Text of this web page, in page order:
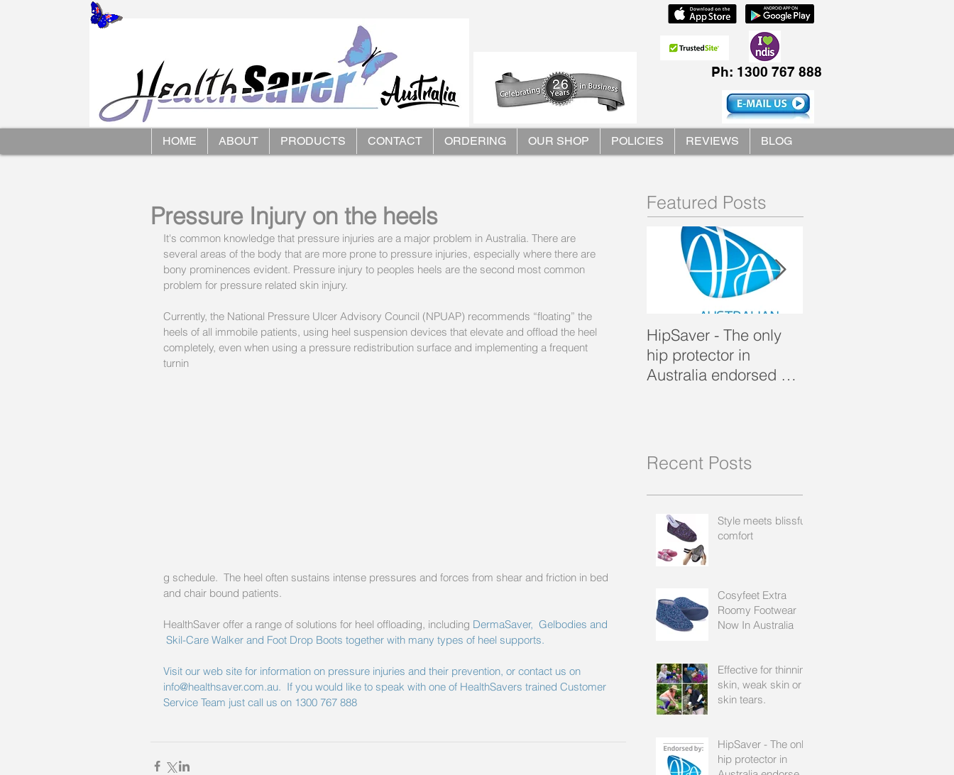
Ph: 1300 767 888
HOME ABOUT PRODUCTS CONTACT ORDERING OUR SHOP POLICIES REVIEWS BLOG
Pressure Injury on the heels
It's common knowledge that pressure injuries are a major problem in Australia. There are
several areas of the body that are more prone to pressure injuries, especially where there are
bony prominences evident. Pressure injury to peoples heels are the second most common
problem for pressure related skin injury.
Currently, the National Pressure Ulcer Advisory Council (NPUAP) recommends “floating” the
heels of all immobile patients, using heel suspension devices that elevate and offload the heel
completely, even when using a pressure redistribution surface and implementing a frequent
turnin
g schedule.  The heel often sustains intense pressures and forces from shear and friction in bed
and chair bound patients.
HealthSaver offer a range of solutions for heel offloading, including DermaSaver, Gelbodies and
Skil-Care Walker and Foot Drop Boots together with many types of heel supports.
Visit our web site for information on pressure injuries and their prevention, or contact us on
info@healthsaver.com.au. If you would like to speak with one of HealthSavers trained Customer
Service Team just call us on 1300 767 888
Featured Posts
HipSaver - The only
hip protector in
Australia endorsed by
Recent Posts
Style meets blissful
comfort
Cosyfeet Extra
Roomy Footwear
Now In Australia
Effective for thinning
skin, weak skin or
skin tears.
HipSaver - The only
hip protector in